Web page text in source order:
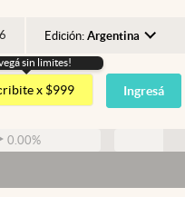
Edición: Argentina
Argentina
España
USA
sin limites!
x $999 Ingresá